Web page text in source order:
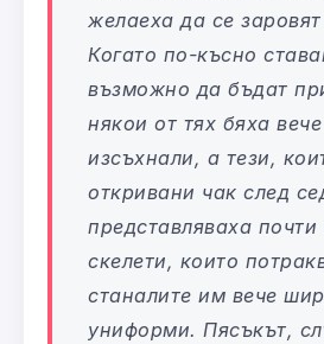
желаеха да се
Когато по-късно
възможно да бъдат
някои от тях бяха
изсъхнали, а тези,
откривани чак след
представляваха
скелети, които
станалите им вече
униформи. Пясъкът,